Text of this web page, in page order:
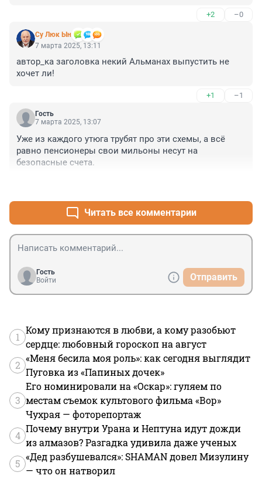
Смело шёл на гоп-стоп.
Рядом коп - дропа сгрёб
И за шкирку - в острог...
Но в остроге том дроп
Подписал договор,
+2 –0
Су Люк Ын
7 марта 2025, 13:11
автор_ка заголовка некий Альманах выпустить не
хочет ли!
+1 –1
Гость
7 марта 2025, 13:07
Уже из каждого утюга трубят про эти схемы, а всё
равно пенсионеры свои мильоны несут на
безопасные счета.
Читать все комментарии
Гость
Войти
Отправить
1
Кому признаются в любви, а кому разобьют
сердце: любовный гороскоп на август
2
«Меня бесила моя роль»: как сегодня выглядит
Пуговка из «Папиных дочек»
3
Его номинировали на «Оскар»: гуляем по
местам съемок культового фильма «Вор»
Чухрая — фоторепортаж
4
Почему внутри Урана и Нептуна идут дожди
из алмазов? Разгадка удивила даже ученых
5
«Дед разбушевался»: SHAMAN довел Мизулину
— что он натворил